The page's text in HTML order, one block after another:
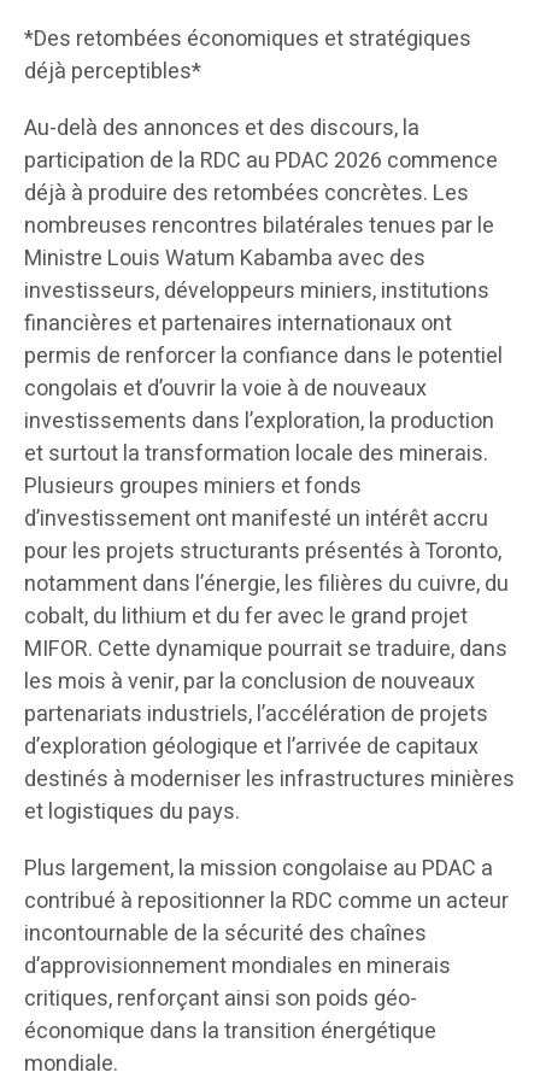
*Des retombées économiques et stratégiques
déjà perceptibles*
Au-delà des annonces et des discours, la
participation de la RDC au PDAC 2026 commence
déjà à produire des retombées concrètes. Les
nombreuses rencontres bilatérales tenues par le
Ministre Louis Watum Kabamba avec des
investisseurs, développeurs miniers, institutions
financières et partenaires internationaux ont
permis de renforcer la confiance dans le potentiel
congolais et d’ouvrir la voie à de nouveaux
investissements dans l’exploration, la production
et surtout la transformation locale des minerais.
Plusieurs groupes miniers et fonds
d’investissement ont manifesté un intérêt accru
pour les projets structurants présentés à Toronto,
notamment dans l’énergie, les filières du cuivre, du
cobalt, du lithium et du fer avec le grand projet
MIFOR. Cette dynamique pourrait se traduire, dans
les mois à venir, par la conclusion de nouveaux
partenariats industriels, l’accélération de projets
d’exploration géologique et l’arrivée de capitaux
destinés à moderniser les infrastructures minières
et logistiques du pays.
Plus largement, la mission congolaise au PDAC a
contribué à repositionner la RDC comme un acteur
incontournable de la sécurité des chaînes
d’approvisionnement mondiales en minerais
critiques, renforçant ainsi son poids géo-
économique dans la transition énergétique
mondiale.